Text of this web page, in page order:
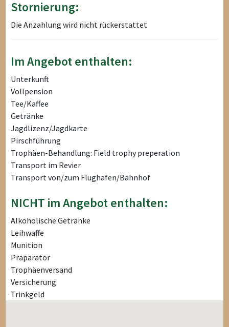
Stornierung:
Die Anzahlung wird nicht rückerstattet
Im Angebot enthalten:
Unterkunft
Vollpension
Tee/Kaffee
Getränke
Jagdlizenz/Jagdkarte
Pirschführung
Trophäen-Behandlung: Field trophy preperation
Transport im Revier
Transport von/zum Flughafen/Bahnhof
NICHT im Angebot enthalten:
Alkoholische Getränke
Leihwaffe
Munition
Präparator
Trophäenversand
Versicherung
Trinkgeld